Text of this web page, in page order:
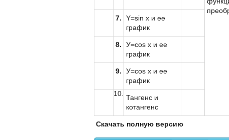
7.
Y=sin x и ее
график
8.
У=cos x и ее
график
9.
У=cos x и ее
график
10. Тангенс и
котангенс
Скачать полную версию